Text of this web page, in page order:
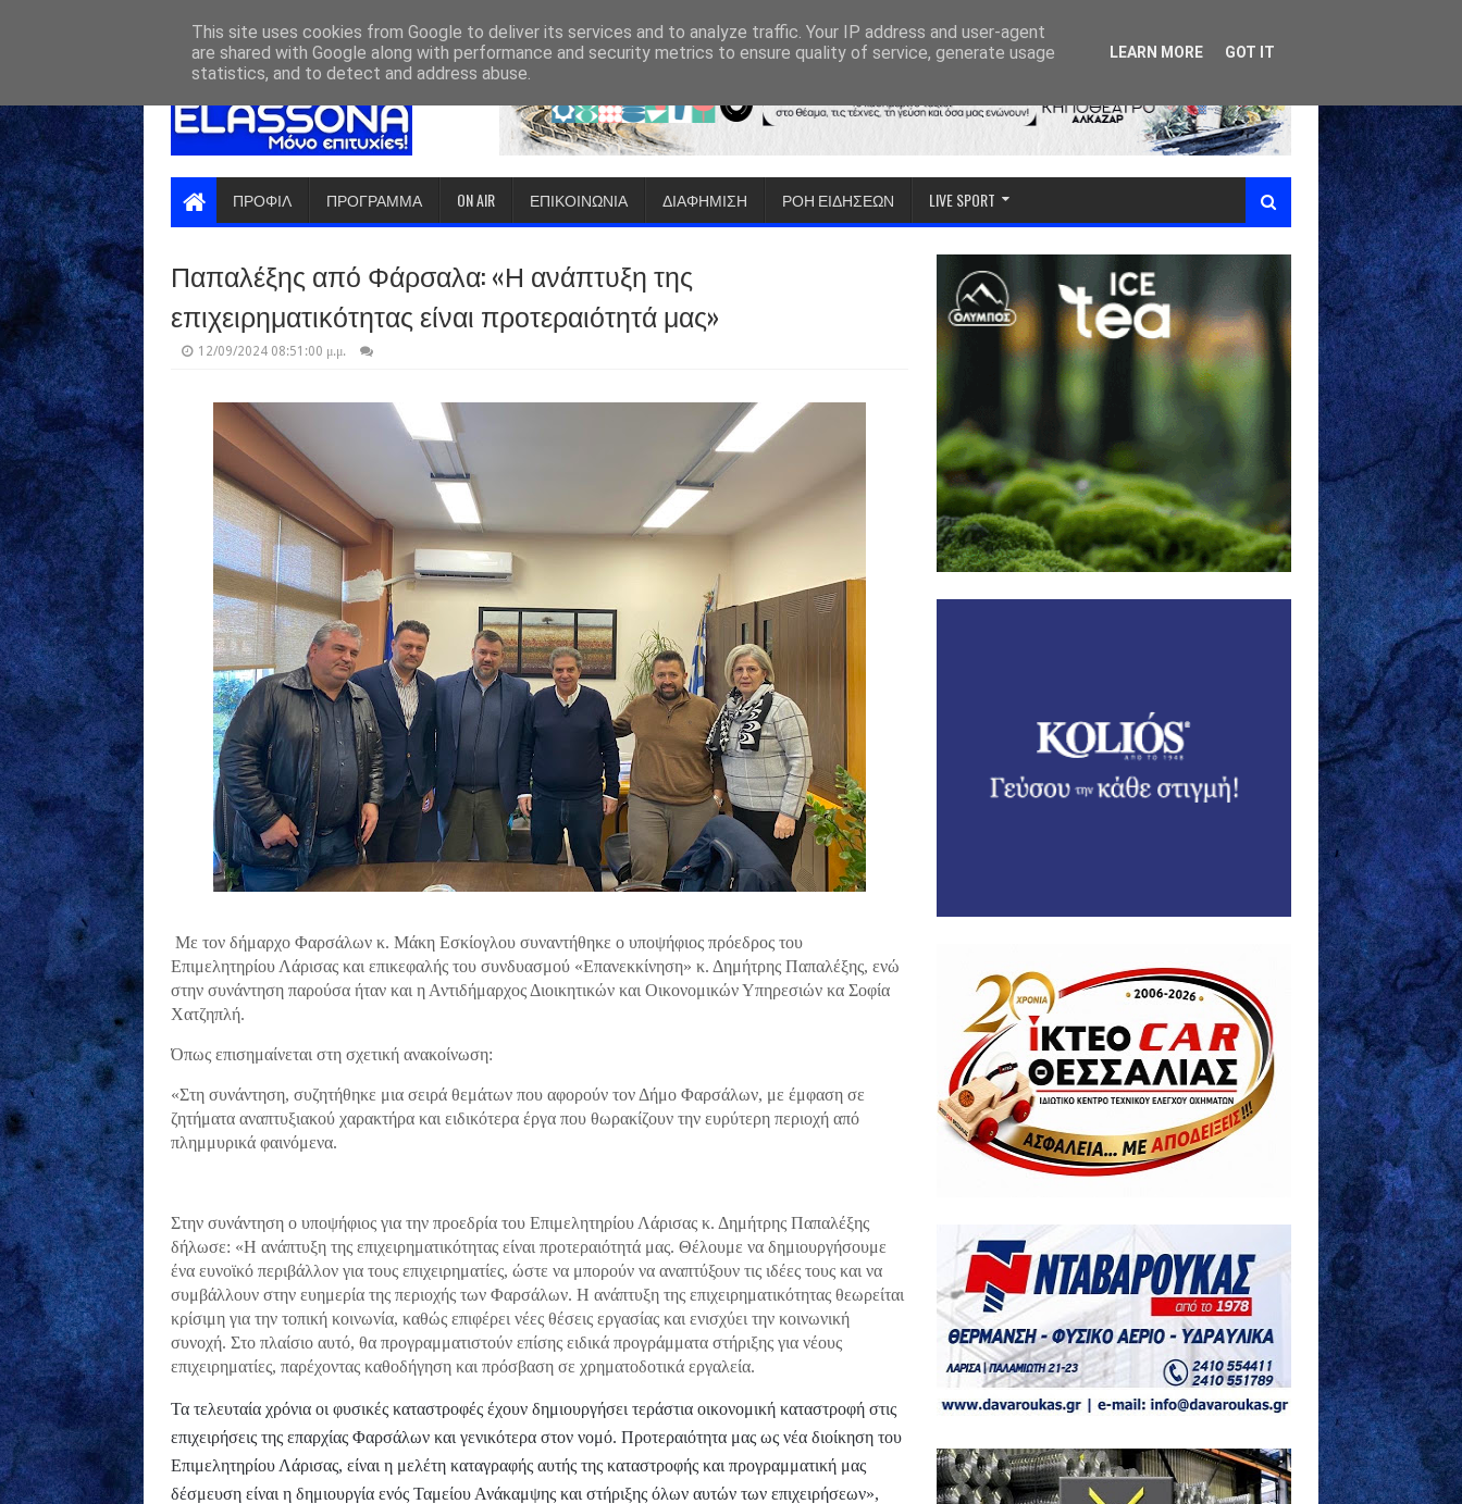
ΠΡΟΦΙΛ ΠΡΟΓΡΑΜΜΑ ON AIR ΕΠΙΚΟΙΝΩΝΙΑ ΔΙΑΦΗΜΙΣΗ ΡΟΗ ΕΙΔΗΣΕΩΝ LIVE SPORT
Παπαλέξης από Φάρσαλα: «Η ανάπτυξη της
επιχειρηματικότητας είναι προτεραιότητά μας»
12/09/2024 08:51:00 μ.μ.
Με τον δήμαρχο Φαρσάλων κ. Μάκη Εσκίογλου συναντήθηκε ο υποψήφιος πρόεδρος του
Επιμελητηρίου Λάρισας και επικεφαλής του συνδυασμού «Επανεκκίνηση» κ. Δημήτρης Παπαλέξης, ενώ
στην συνάντηση παρούσα ήταν και η Αντιδήμαρχος Διοικητικών και Οικονομικών Υπηρεσιών κα Σοφία
Χατζηπλή.
Όπως επισημαίνεται στη σχετική ανακοίνωση:
«Στη συνάντηση, συζητήθηκε μια σειρά θεμάτων που αφορούν τον Δήμο Φαρσάλων, με έμφαση σε
ζητήματα αναπτυξιακού χαρακτήρα και ειδικότερα έργα που θωρακίζουν την ευρύτερη περιοχή από
πλημμυρικά φαινόμενα.
Στην συνάντηση ο υποψήφιος για την προεδρία του Επιμελητηρίου Λάρισας κ. Δημήτρης Παπαλέξης
δήλωσε: «Η ανάπτυξη της επιχειρηματικότητας είναι προτεραιότητά μας. Θέλουμε να δημιουργήσουμε
ένα ευνοϊκό περιβάλλον για τους επιχειρηματίες, ώστε να μπορούν να αναπτύξουν τις ιδέες τους και να
συμβάλλουν στην ευημερία της περιοχής των Φαρσάλων. Η ανάπτυξη της επιχειρηματικότητας θεωρείται
κρίσιμη για την τοπική κοινωνία, καθώς επιφέρει νέες θέσεις εργασίας και ενισχύει την κοινωνική
συνοχή. Στο πλαίσιο αυτό, θα προγραμματιστούν επίσης ειδικά προγράμματα στήριξης για νέους
επιχειρηματίες, παρέχοντας καθοδήγηση και πρόσβαση σε χρηματοδοτικά εργαλεία.
Τα τελευταία χρόνια οι φυσικές καταστροφές έχουν δημιουργήσει τεράστια οικονομική καταστροφή στις
επιχειρήσεις της επαρχίας Φαρσάλων και γενικότερα στον νομό. Προτεραιότητα μας ως νέα διοίκηση του
Επιμελητηρίου Λάρισας, είναι η μελέτη καταγραφής αυτής της καταστροφής και προγραμματική μας
δέσμευση είναι η δημιουργία ενός Ταμείου Ανάκαμψης και στήριξης όλων αυτών των επιχειρήσεων»,
This site uses cookies from Google to deliver its services and to analyze traffic. Your IP address and user-agent
are shared with Google along with performance and security metrics to ensure quality of service, generate usage
statistics, and to detect and address abuse.
LEARN MORE GOT IT